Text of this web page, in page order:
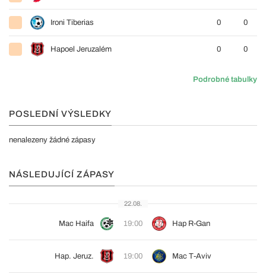
Ironi Tiberias 0 0
Hapoel Jeruzalém 0 0
Podrobné tabulky
POSLEDNÍ VÝSLEDKY
nenalezeny žádné zápasy
NÁSLEDUJÍCÍ ZÁPASY
22.08.
Mac Haifa 19:00 Hap R-Gan
Hap. Jeruz. 19:00 Mac T-Aviv